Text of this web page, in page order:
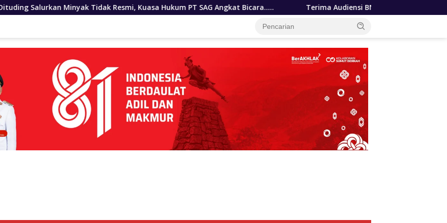
Resmi, Kuasa Hukum PT SAG Angkat Bicara….. Terima Audiensi BNKP, Gubernur Bobby Nasution Paparkan Tiga